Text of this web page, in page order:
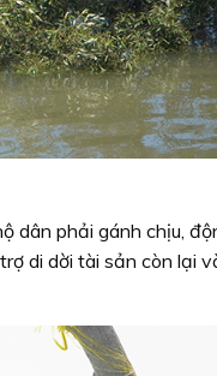
dân phải gánh chịu,
di dời tài sản còn lại